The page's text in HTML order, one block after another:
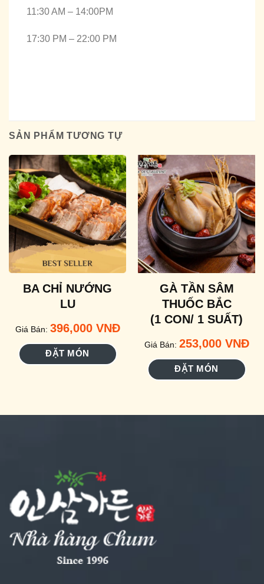
11:30 AM – 14:00PM
17:30 PM – 22:00 PM
SẢN PHẨM TƯƠNG TỰ
BA CHỈ NƯỚNG
LU
Giá Bán: 396,000 VNĐ
ĐẶT MÓN
GÀ TẦN SÂM
THUỐC BẮC
(1 CON/ 1 SUẤT)
Giá Bán: 253,000 VNĐ
ĐẶT MÓN